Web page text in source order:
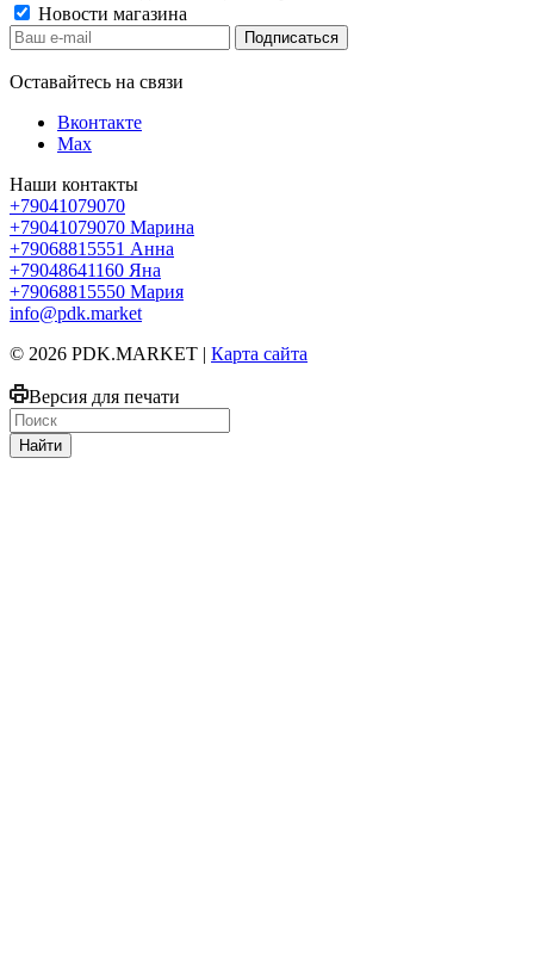
Новости магазина
Оставайтесь на связи
Вконтакте
Max
Наши контакты
+79041079070
+79041079070 Марина
+79068815551 Анна
+79048641160 Яна
+79068815550 Мария
info@pdk.market
© 2026 PDK.MARKET | Карта сайта
Версия для печати
Найти